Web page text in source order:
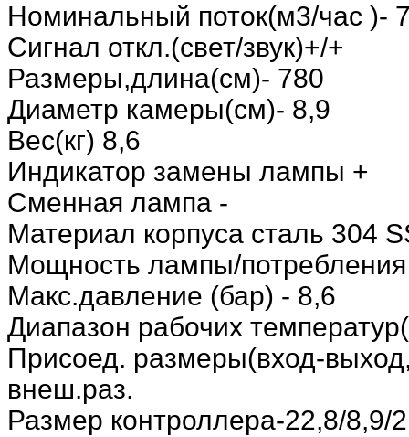
Номинальный поток(м3/час )-
Сигнал откл.(свет/звук)+/+
Размеры,длина(см)- 780
Диаметр камеры(см)- 8,9
Вес(кг) 8,6
Индикатор замены лампы +
Сменная лампа -
Материал корпуса сталь 304
Мощность лампы/
Макс.давление (бар) - 8,6
Диапазон рабочих
Присоед. размеры(вход-
внеш.раз.
Размер контроллера-22,8/8,9/